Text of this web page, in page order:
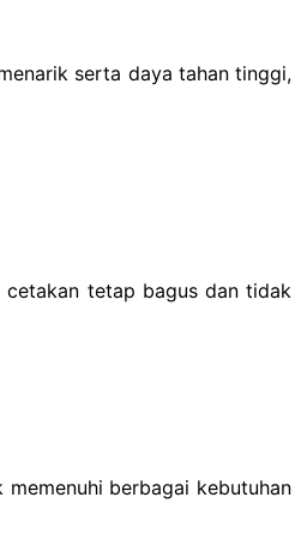
serta daya tahan tinggi,
cetakan tetap bagus dan tidak
berbagai kebutuhan